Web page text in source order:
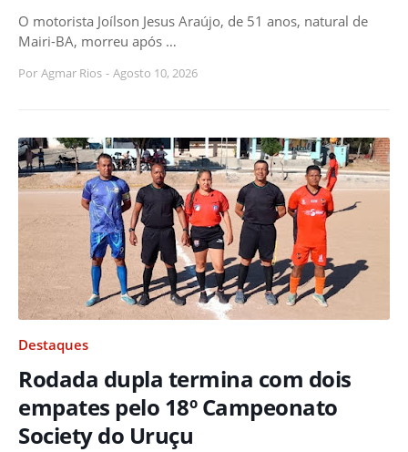
O motorista Joílson Jesus Araújo, de 51 anos, natural de
Mairi-BA, morreu após …
Por Agmar Rios - Agosto 10, 2026
Destaques
Rodada dupla termina com dois
empates pelo 18º Campeonato
Society do Uruçu